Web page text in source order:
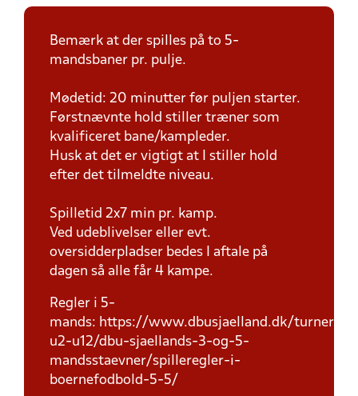
Bemærk at der spilles på to 5-
mandsbaner pr. pulje.
Mødetid: 20 minutter før puljen starter.
Førstnævnte hold stiller træner som
kvalificeret bane/kampleder.
Husk at det er vigtigt at I stiller hold
efter det tilmeldte niveau.
Spilletid 2x7 min pr. kamp.
Ved udeblivelser eller evt.
oversidderpladser bedes I aftale på
dagen så alle får 4 kampe.
Regler i 5-
mands: https://www.dbusjaelland.dk/
u2-u12/dbu-sjaellands-3-og-5-
mandsstaevner/spilleregler-i-
boernefodbold-5-5/